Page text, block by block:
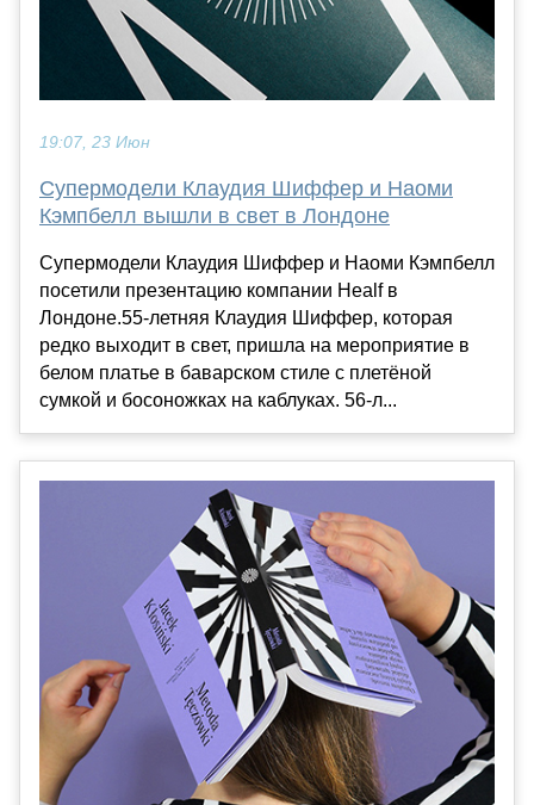
19:07, 23 Июн
Супермодели Клаудия Шиффер и Наоми
Кэмпбелл вышли в свет в Лондоне
Супермодели Клаудия Шиффер и Наоми Кэмпбелл
посетили презентацию компании Healf в
Лондоне.55-летняя Клаудия Шиффер, которая
редко выходит в свет, пришла на мероприятие в
белом платье в баварском стиле с плетёной
сумкой и босоножках на каблуках. 56-л...